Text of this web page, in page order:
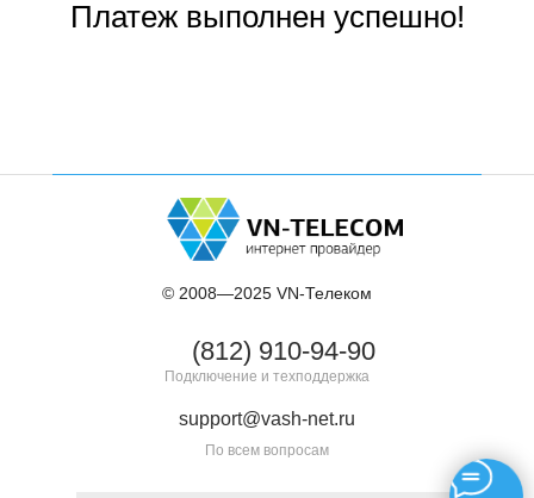
Платеж выполнен успешно!
© 2008—2025 VN-Телеком
(812) 910-94-90
Подключение и техподдержка
support@vash-net.ru
По всем вопросам